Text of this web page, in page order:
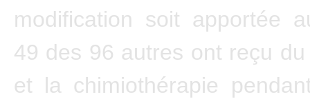
modification soit apportée
49 des 96 autres ont reçu
et la chimiothérapie